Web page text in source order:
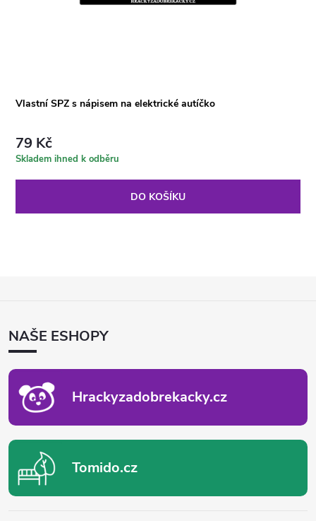
Vlastní SPZ s nápisem na elektrické autíčko
79 Kč
Skladem ihned k odběru
DO KOŠÍKU
ANAŠE ESHOPY
Hrackyzadobrekacky.cz
Tomido.cz